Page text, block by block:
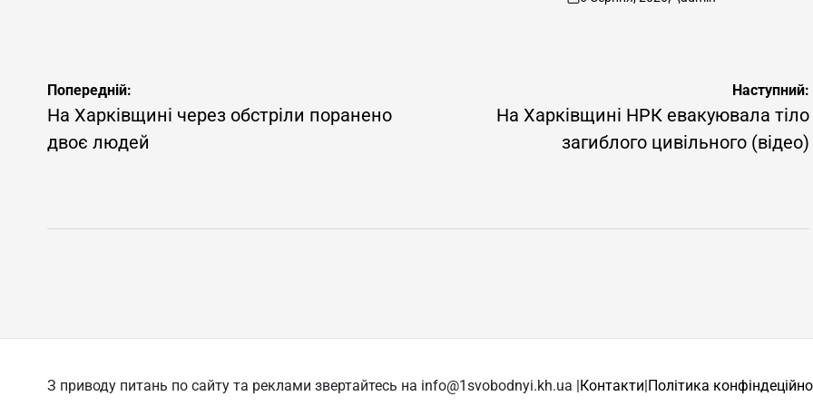
on Опубліковано
Навігація
записів
Попередній:
На Харківщині через обстріли поранено
двоє людей
Наступний:
На Харківщині НРК евакуювала тіло
загиблого цивільного (відео)
З приводу питань по сайту та реклами звертайтесь на info@1svobodnyi.kh.ua |Контакти|Політика